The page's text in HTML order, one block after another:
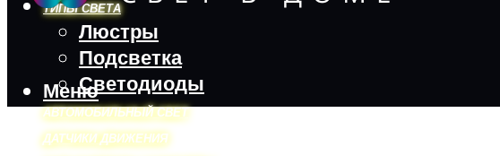
ТИПЫ СВЕТА
Люстры
Подсветка
Светодиоды
АВТОМОБИЛЬНЫЙ СВЕТ
ДАТЧИКИ ДВИЖЕНИЯ
Меню